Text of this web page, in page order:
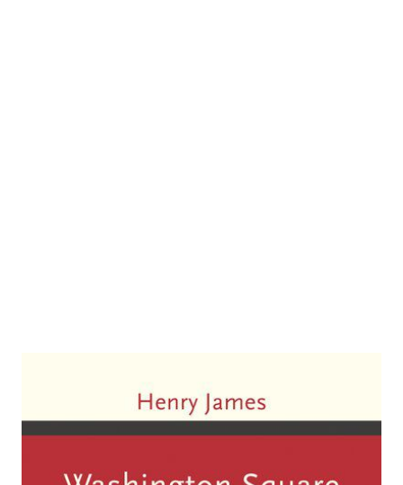
Washington Square. Roman
Zur Wunschliste hinzufügen